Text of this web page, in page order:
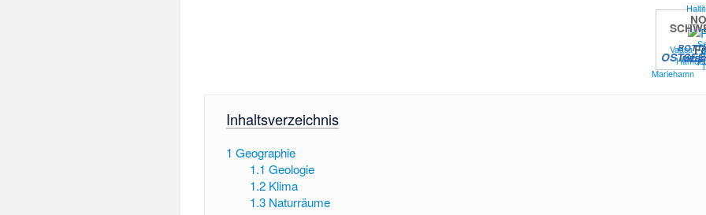
Mariehamn
Vaasa
OSTSEE
Inhaltsverzeichnis
1 Geographie
1.1 Geologie
1.2 Klima
1.3 Naturräume